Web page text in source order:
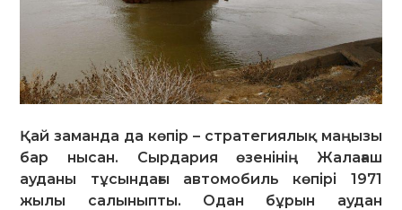
Қай заманда да көпір – стратегиялық маңызы
бар нысан. Сырдария өзенінің Жалағаш
ауданы тұсындағы автомобиль көпірі 1971
жылы салыныпты. Одан бұрын аудан